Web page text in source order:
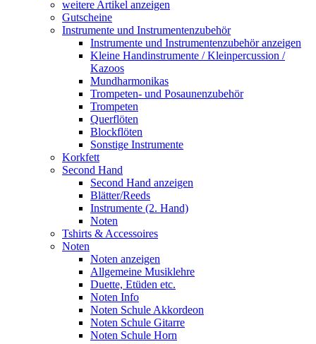
weitere Artikel anzeigen
Gutscheine
Instrumente und Instrumentenzubehör
Instrumente und Instrumentenzubehör anzeigen
Kleine Handinstrumente / Kleinpercussion /
Kazoos
Mundharmonikas
Trompeten- und Posaunenzubehör
Trompeten
Querflöten
Blockflöten
Sonstige Instrumente
Korkfett
Second Hand
Second Hand anzeigen
Blätter/Reeds
Instrumente (2. Hand)
Noten
Tshirts & Accessoires
Noten
Noten anzeigen
Allgemeine Musiklehre
Duette, Etüden etc.
Noten Info
Noten Schule Akkordeon
Noten Schule Gitarre
Noten Schule Horn